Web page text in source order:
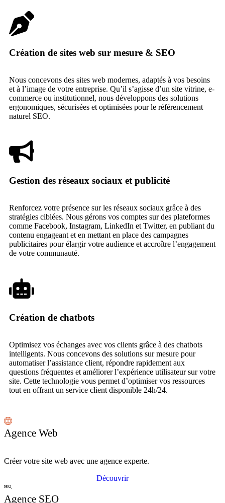
Création de sites web sur mesure & SEO
Nous concevons des sites web modernes, adaptés à vos besoins
et à l’image de votre entreprise. Qu’il s’agisse d’un site vitrine, e-
commerce ou institutionnel, nous développons des solutions
ergonomiques, sécurisées et optimisées pour le référencement
naturel SEO.
Gestion des réseaux sociaux et publicité
Renforcez votre présence sur les réseaux sociaux grâce à des
stratégies ciblées. Nous gérons vos comptes sur des plateformes
comme Facebook, Instagram, LinkedIn et Twitter, en publiant du
contenu engageant et en mettant en place des campagnes
publicitaires pour élargir votre audience et accroître l’engagement
de votre communauté.
Création de chatbots
Optimisez vos échanges avec vos clients grâce à des chatbots
intelligents. Nous concevons des solutions sur mesure pour
automatiser l’assistance client, répondre rapidement aux
questions fréquentes et améliorer l’expérience utilisateur sur votre
site. Cette technologie vous permet d’optimiser vos ressources
tout en offrant un service client disponible 24h/24.
Agence Web
Créer votre site web avec une agence experte.
Découvrir
Agence SEO